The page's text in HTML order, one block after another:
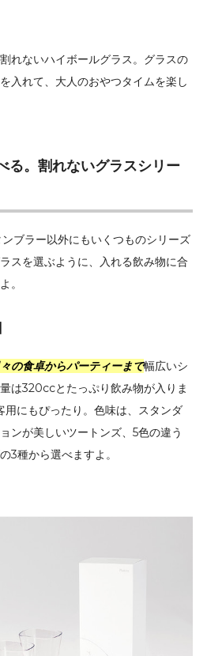
れないハイボールグラス。グラスの
入れて、大人のおやつタイムを楽し
る。割れないグラスシリー
ブラー以外にもいくつものシリーズ
スを選ぶように、入れる飲み物に合
。
の食卓からパーティーまで幅広いシ
は320ccとたっぷり飲み物が入りま
用にもぴったり。色味は、スタンダ
ンが美しいツートンズ、5色の違う
3種から選べますよ。